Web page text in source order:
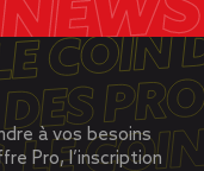
à vos besoins
Pro, l’inscription